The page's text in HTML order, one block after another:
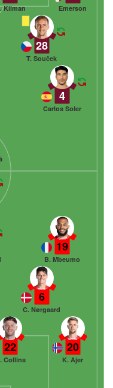
Emerson
Kilman
28
T. Souček
4
Carlos Soler
22
Collins
20
K. Ajer
6
C. Nørgaard
19
B. Mbeumo